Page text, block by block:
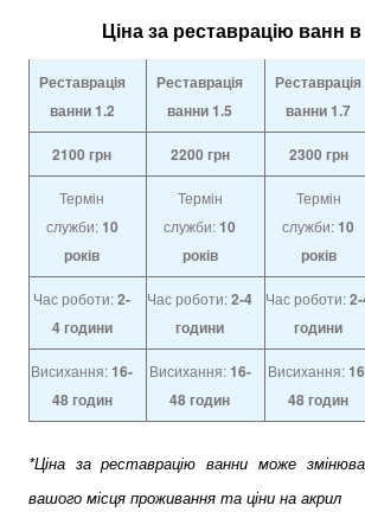
Ціна за реставрацію ванн
Реставрація
ванни 1.2
Реставрація
ванни1.5
Реставрація
ванни1.7
2100 грн 2200 грн 2300 грн
Термін
служби:10
років
Термін
служби:10
років
Термін
служби:10
років
Час роботи:2-
4 години
Час роботи:2-4
години
Час роботи:
години
Висихання:16-
48 годин
Висихання:16-
48 годин
Висихання:
48 годин
*Ціна за реставрацію ванни може
вашого місця проживання та ціни на акрил